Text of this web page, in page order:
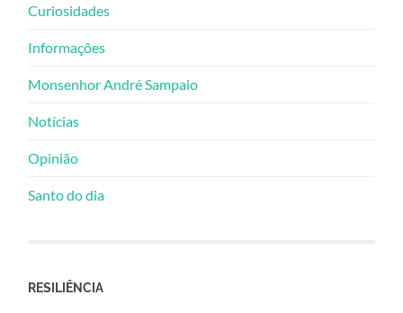
Curiosidades
Informações
Monsenhor André Sampaio
Notícias
Opinião
Santo do dia
RESILIÊNCIA